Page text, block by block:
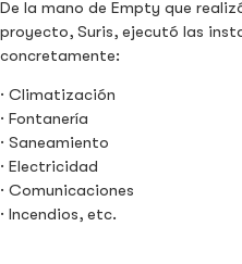
De la mano de Empty que
proyecto, Suris, ejecutó las
concretamente:
· Climatización
· Fontanería
· Saneamiento
· Electricidad
· Comunicaciones
· Incendios, etc.